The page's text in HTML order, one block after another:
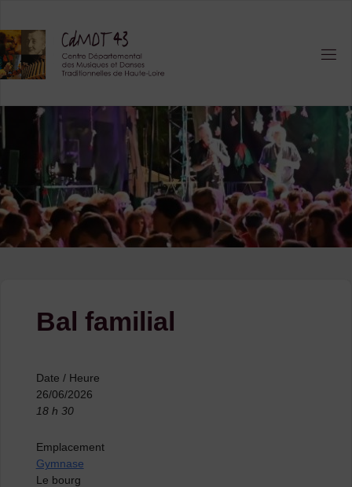
content
Bal familial
Date / Heure
26/06/2026
18 h 30
Emplacement
Gymnase
Le bourg